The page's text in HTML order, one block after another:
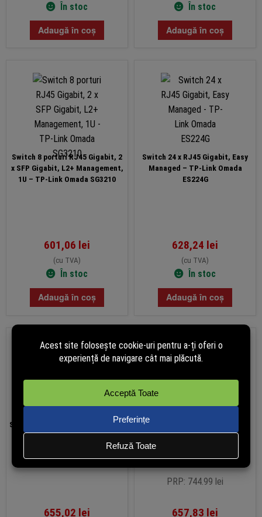
În stoc
Adaugă în coș
În stoc
Adaugă în coș
Switch 8 porturi RJ45 Gigabit, 2
x SFP Gigabit, L2+ Management,
1U – TP-Link Omada SG3210
601,06 lei
(cu TVA)
În stoc
Adaugă în coș
Switch 24 x RJ45 Gigabit, Easy
Managed – TP-Link Omada
ES224G
628,24 lei
(cu TVA)
În stoc
Adaugă în coș
Switch cu 8 porturi Allied Telesis
AT-GS910/8-50, fara
655,02 lei
Switch 16 porturi Gigabit PoE
Desktop/Rackmount 32 Gbps –
Tenda TND-TEG1116P-16-150W
PRP: 744.99 lei
657,83 lei